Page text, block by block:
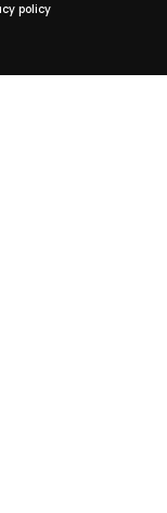
policy